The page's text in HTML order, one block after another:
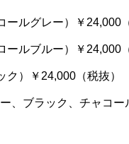
ルグレー）￥24,000
ルブルー）￥24,000
）￥24,000（税抜）
、ブラック、チャコー